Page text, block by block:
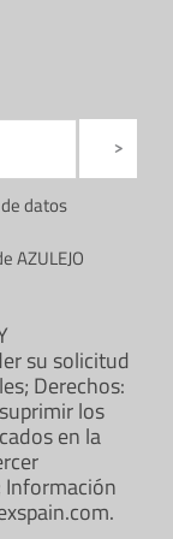
datos
AZULEJO
su solicitud
Derechos:
los
en la
Información